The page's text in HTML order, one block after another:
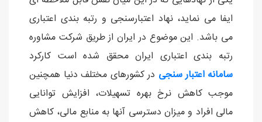
ایفا می نماید، نهاد اعتبارسنجی و رتبه بندی اعتباری
می باشد. این موضوع در ایران از طریق شرکت مشاوره
رتبه بندی اعتباری ایران محقق شده است کارکرد
سامانه اعتبار سنجی در کشورهای مختلف دنیا همچنین
موجب کاهش نرخ بهره تسهیلات، افزایش توانایی
مالی افراد و میزان دسترسی آنها به منابع مالی، کاهش